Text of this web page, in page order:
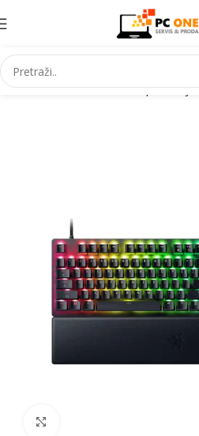
Početna Informatika PC periferija